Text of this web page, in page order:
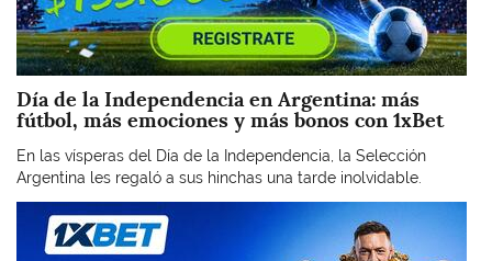
Día de la Independencia en Argentina: más
fútbol, más emociones y más bonos con 1xBet
En las vísperas del Día de la Independencia, la Selección
Argentina les regaló a sus hinchas una tarde inolvidable.
Imagen